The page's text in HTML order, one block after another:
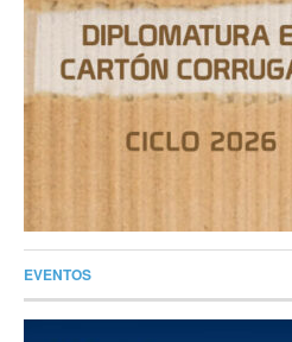
EVENTOS